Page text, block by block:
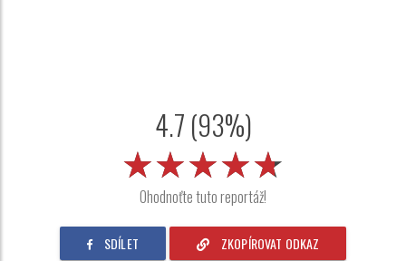
4.7 (93%)
★★★★★
★★★★★
★★★★★
Ohodnoťte tuto reportáž!
SDÍLET ZKOPÍROVAT ODKAZ